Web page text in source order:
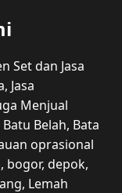
Set dan Jasa
Jasa
Menjual
Belah, Bata
oprasional
bogor, depok,
Lemah